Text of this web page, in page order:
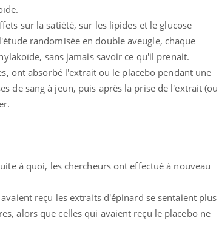
sur la satiété, sur les lipides et le glucose
randomisée en double aveugle, chaque
sans jamais savoir ce qu'il prenait.
ont absorbé l'extrait ou le placebo pendant une
de sang à jeun, puis après la prise de l'extrait (ou
à quoi, les chercheurs ont effectué à nouveau
reçu les extraits d'épinard se sentaient plus
alors que celles qui avaient reçu le placebo ne